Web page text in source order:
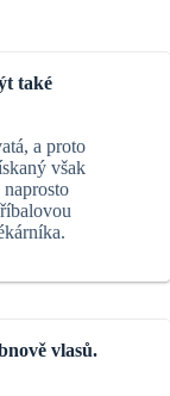
také
a proto
však
vlasů.